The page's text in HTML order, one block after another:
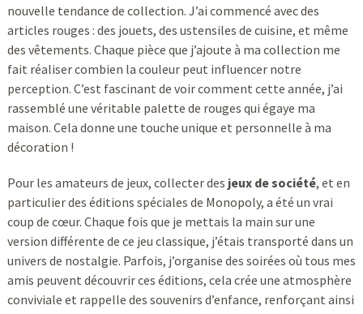
nouvelle tendance de collection. J’ai commencé avec des
articles rouges : des jouets, des ustensiles de cuisine, et même
des vêtements. Chaque pièce que j’ajoute à ma collection me
fait réaliser combien la couleur peut influencer notre
perception. C’est fascinant de voir comment cette année, j’ai
rassemblé une véritable palette de rouges qui égaye ma
maison. Cela donne une touche unique et personnelle à ma
décoration !
Pour les amateurs de jeux, collecter des jeux de société, et en
particulier des éditions spéciales de Monopoly, a été un vrai
coup de cœur. Chaque fois que je mettais la main sur une
version différente de ce jeu classique, j’étais transporté dans un
univers de nostalgie. Parfois, j’organise des soirées où tous mes
amis peuvent découvrir ces éditions, cela crée une atmosphère
conviviale et rappelle des souvenirs d’enfance, renforçant ainsi